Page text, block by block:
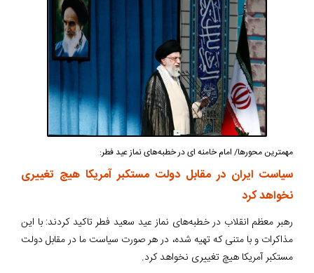
مهمترین محورها/ امام خامنه ای در خطبه‌های نماز عید فطر:
سیاست ایران در مقابل دولت مستکبر آمریکا هیچ تغییری
نخواهد کرد
رهبر معظم انقلاب در خطبه‌های نماز عید سعید فطر تاکید کردند: با این
مذاکرات و با متنی که تهیه شده، در هر صورت سیاست ما در مقابل دولت
مستکبر آمریکا هیچ تغییری نخواهد کرد.